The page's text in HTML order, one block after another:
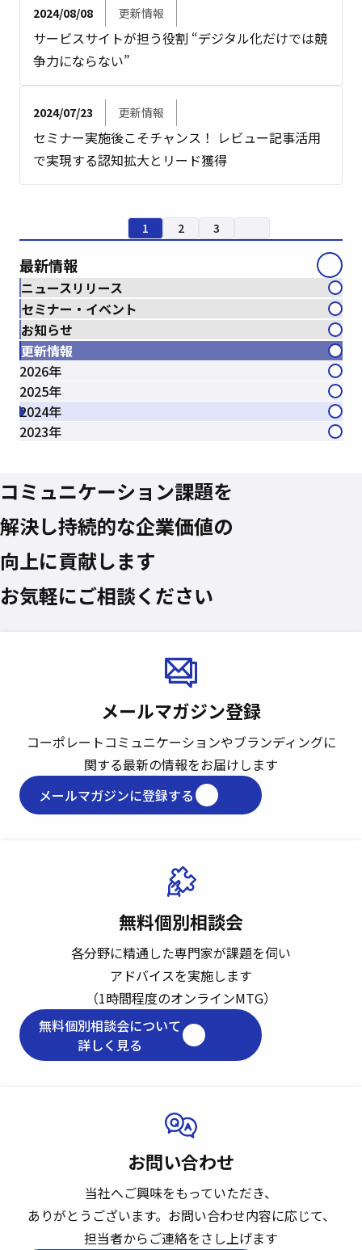
2024/08/08 更新情報
サービスサイトが担う役割 “デジタル化だけでは競
争力にならない”
2024/07/23 更新情報
セミナー実施後こそチャンス！ レビュー記事活用
で実現する認知拡大とリード獲得
1 2 3
最新情報
ニュースリリース
セミナー・イベント
お知らせ
更新情報
2026年
2025年
2024年
2023年
コミュニケーション課題を
解決し持続的な企業価値の
向上に貢献します
お気軽にご相談ください
メールマガジン登録
コーポレートコミュニケーションやブランディングに
関する最新の情報をお届けします
メールマガジンに登録する
無料個別相談会
各分野に精通した専門家が課題を伺い
アドバイスを実施します
（1時間程度のオンラインMTG）
無料個別相談会について
詳しく見る
お問い合わせ
当社へご興味をもっていただき、
ありがとうございます。 お問い合わせ内容に応じて、
担当者からご連絡をさし上げます